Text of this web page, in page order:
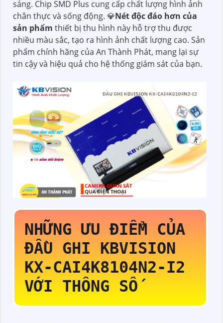
sáng. Chip SMD Plus cung cấp chất lượng hình ảnh
chân thực và sống động. 💎Nét độc đáo hơn của
sản phẩm thiết bị thu hình này hỗ trợ thu được
nhiều màu sắc, tạo ra hình ảnh chất lượng cao. Sản
phẩm chính hãng của An Thành Phát, mang lại sự
tin cậy và hiệu quả cho hệ thống giám sát của bạn.
NHỮNG ƯU ĐIỂM CỦA
ĐẦU GHI KBVISION
KX-CAI4K8104N2-I2
VỚI THÔNG SỐ